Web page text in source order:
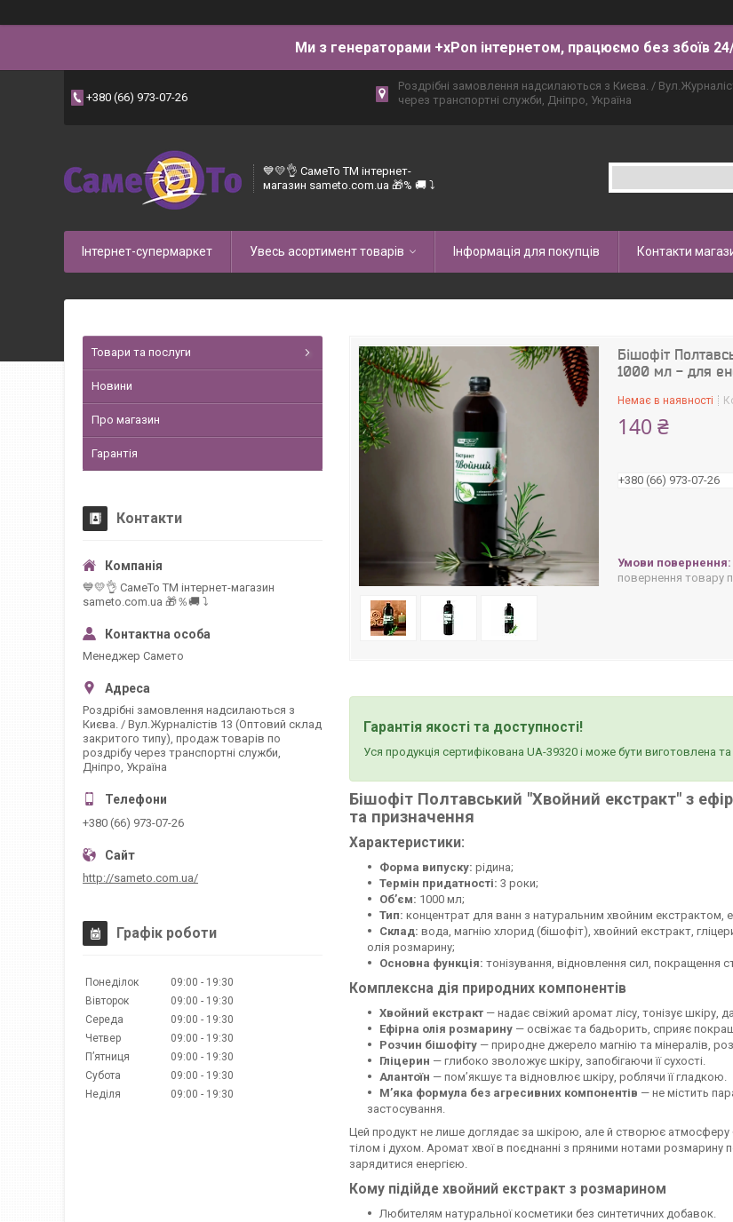
Ми з генераторами +xPon інтернетом, працюємо без збоїв
+380 (66) 973-07-26
Роздрібні замовлення надсилаються з Києва. /
через транспортні служби, Дніпро, Україна
💙💛👌 СамеТо ТМ інтернет-
магазин sameto.com.ua 🎁% 🚚 ⤵
Інтернет-супермаркет Увесь асортимент товарів Інформація для покупців Контакти
Бішофіт
1000 мл - для
Немає в наявності
140 ₴
+380 (66) 973-07-26
повернення товару
Гарантія якості та доступності!
Уся продукція сертифікована UA-39320 і може бути виготовлена
Бішофіт Полтавський "Хвойний екстракт" з
та призначення
Характеристики:
Форма випуску: рідина;
Термін придатності: 3 роки;
Об’єм: 1000 мл;
Тип: концентрат для ванн з натуральним хвойним
Склад: вода, магнію хлорид (бішофіт), хвойний екстракт,
олія розмарину;
Основна функція: тонізування, відновлення сил, покращення
Комплексна дія природних компонентів
Хвойний екстракт — надає свіжий аромат лісу, тонізує шкіру,
Ефірна олія розмарину — освіжає та бадьорить, сприяє
Розчин бішофіту — природне джерело магнію та мінералів,
Гліцерин — глибоко зволожує шкіру, запобігаючи її сухості.
Алантоїн — пом’якшує та відновлює шкіру, роблячи її гладкою.
М’яка формула без агресивних компонентів — не містить
застосування.
Цей продукт не лише доглядає за шкірою, але й створює атмосферу
тілом і духом. Аромат хвої в поєднанні з пряними нотами
зарядитися енергією.
Кому підійде хвойний екстракт з розмарином
Любителям натуральної косметики без синтетичних добавок.
Товари та послуги
Новини
Про магазин
Гарантія
Контакти
💙💛👌 СамеТо ТМ інтернет-магазин
sameto.com.ua 🎁％🚚 ⤵
Менеджер Самето
Роздрібні замовлення надсилаються з
Києва. / Вул.Журналістів 13 (Оптовий склад
закритого типу), продаж товарів по
роздрібу через транспортні служби,
Дніпро, Україна
+380 (66) 973-07-26
http://sameto.com.ua/
Графік роботи
Понеділок 09:00
19:30
Вівторок
09:00
19:30
Середа
09:00
19:30
Четвер
09:00
19:30
Пʼятниця
09:00
19:30
Субота
09:00
19:30
Неділя
09:00 19:30